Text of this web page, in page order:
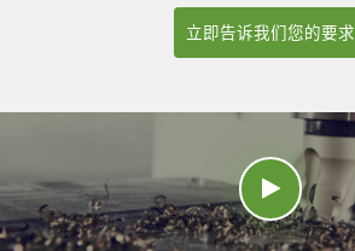
立即告诉我们您的要求